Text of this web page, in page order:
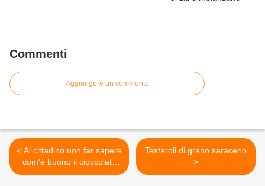
Commenti
Aggiungere un commento
< Al cittadino non far sapere
com'è buono il cioccolato
con le pere
Testaroli di grano saraceno
>